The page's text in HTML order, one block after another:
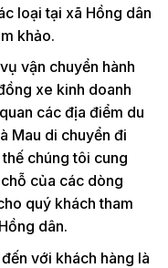
loại tại xã Hồng dân
khảo.
vận chuyển hành
xe kinh doanh
các địa điểm du
Mau di chuyển đi
chúng tôi cung
của các dòng
quý khách tham
dân.
với khách hàng là